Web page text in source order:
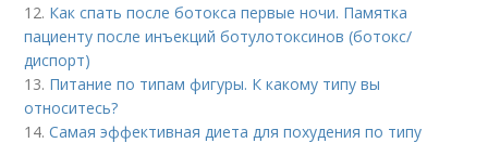
12. Как спать после ботокса первые ночи. Памятка
пациенту после инъекций ботулотоксинов (ботокс/
диспорт)
13. Питание по типам фигуры. К какому типу вы
относитесь?
14.Самая эффективная диета для похудения по типу